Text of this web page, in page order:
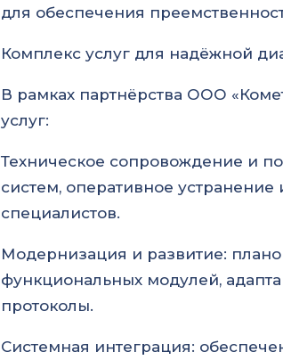
для обеспечения
Комплекс услуг для надёжной
В рамках партнёрства ООО
услуг:
Техническое сопровождение и
систем, оперативное
специалистов.
Модернизация и развитие:
функциональных модулей,
протоколы.
Системная интеграция: